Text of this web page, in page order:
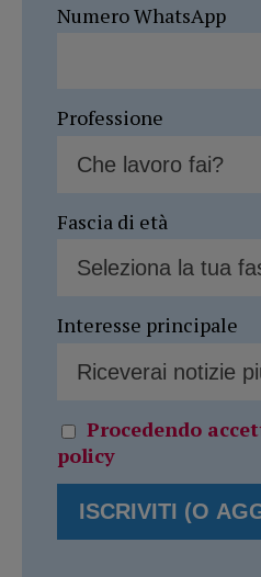
Numero WhatsApp
Professione
Fascia di età
Interesse principale
Procedendo
policy